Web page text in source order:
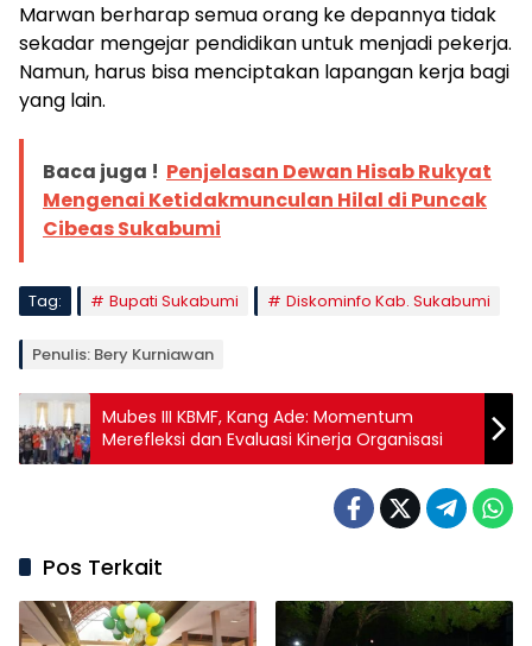
Marwan berharap semua orang ke depannya tidak
sekadar mengejar pendidikan untuk menjadi pekerja.
Namun, harus bisa menciptakan lapangan kerja bagi
yang lain.
Baca juga ! Penjelasan Dewan Hisab Rukyat
Mengenai Ketidakmunculan Hilal di Puncak
Cibeas Sukabumi
Tag: Bupati Sukabumi Diskominfo Kab. Sukabumi
Penulis: Bery Kurniawan
Mubes III KBMF, Kang Ade: Momentum
Merefleksi dan Evaluasi Kinerja Organisasi
Pos Terkait